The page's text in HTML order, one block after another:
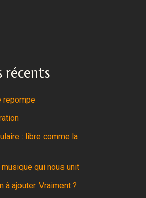
récents
repompe
: libre comme la
qui nous unit
à ajouter. Vraiment ?